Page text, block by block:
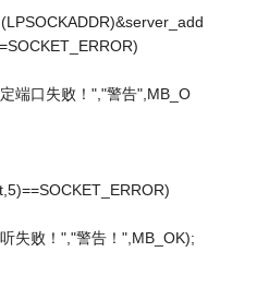
端口失败！","警告",MB_O
失败！","警告！",MB_OK);